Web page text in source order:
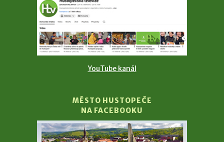
YouTube kanál
MĚSTO HUSTOPEČE
NA FACEBOOKU